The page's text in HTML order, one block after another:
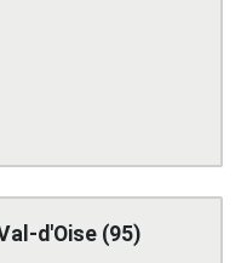
d'Oise (95)